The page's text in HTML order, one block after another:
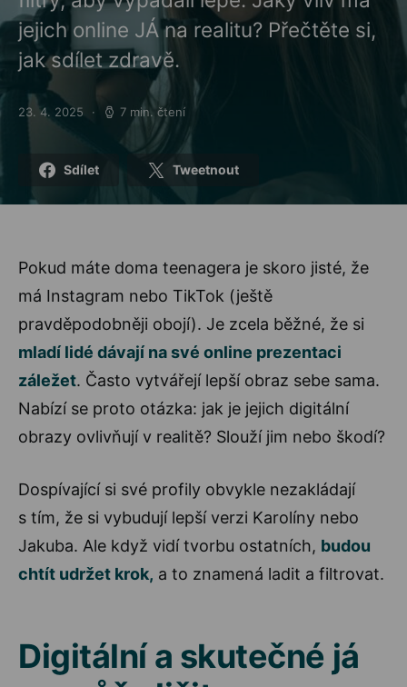
jejich online JÁ na realitu? Přečtěte si,
jak sdílet zdravě.
Posted on
23. 4. 2025 7 min. čtení
Sdílet Tweetnout
Pokud máte doma teenagera je skoro jisté, že
má Instagram nebo TikTok (ještě
pravděpodobněji obojí). Je zcela běžné, že si
mladí lidé dávají na své online prezentaci
záležet. Často vytvářejí lepší obraz sebe sama.
Nabízí se proto otázka: jak je jejich digitální
obrazy ovlivňují v realitě? Slouží jim nebo škodí?
Dospívající si své profily obvykle nezakládají
s tím, že si vybudují lepší verzi Karolíny nebo
Jakuba. Ale když vidí tvorbu ostatních, budou
chtít udržet krok, a to znamená ladit a filtrovat.
Digitální a skutečné já